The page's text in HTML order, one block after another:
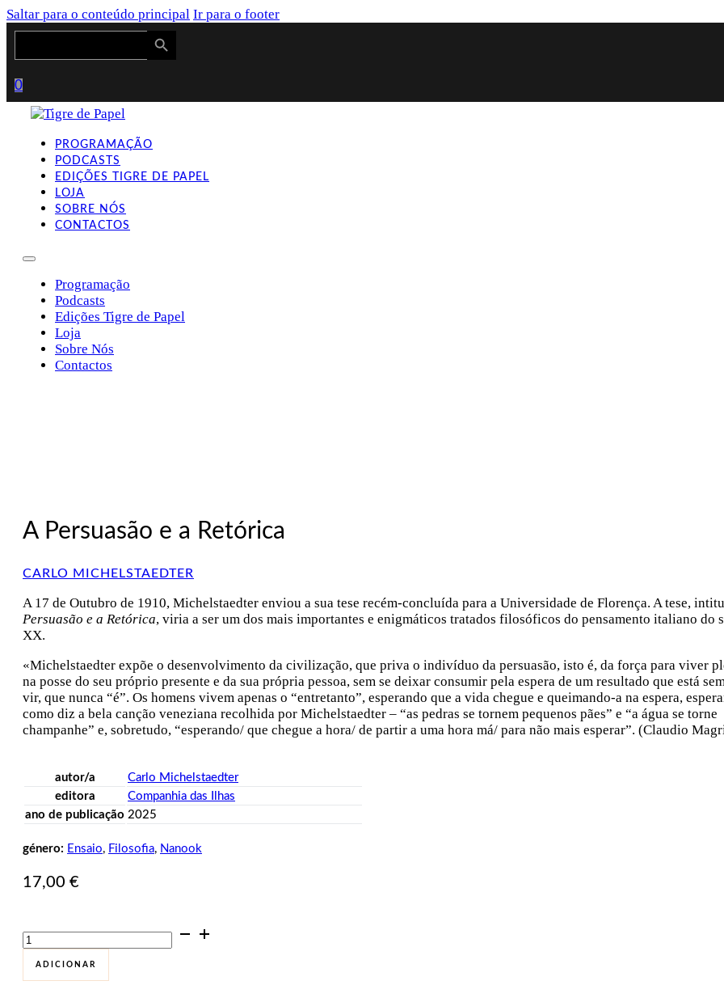
Saltar para o conteúdo principal Ir para o footer
Search
Search Button
0
PROGRAMAÇÃO
PODCASTS
EDIÇÕES TIGRE DE PAPEL
LOJA
SOBRE NÓS
CONTACTOS
Programação
Podcasts
Edições Tigre de Papel
Loja
Sobre Nós
Contactos
A Persuasão e a Retórica
CARLO MICHELSTAEDTER
A 17 de Outubro de 1910, Michelstaedter enviou a sua tese recém-concluída para a Universidade de Florença. A tese,
Persuasão e a Retórica, viria a ser um dos mais importantes e enigmáticos tratados filosóficos do pensamento italiano do
XX.
«Michelstaedter expõe o desenvolvimento da civilização, que priva o indivíduo da persuasão, isto é, da força para viver
na posse do seu próprio presente e da sua própria pessoa, sem se deixar consumir pela espera de um resultado que está
vir, que nunca “é”. Os homens vivem apenas o “entretanto”, esperando que a vida chegue e queimando-a na espera,
como diz a bela canção veneziana recolhida por Michelstaedter – “as pedras se tornem pequenos pães” e “a água se torne
champanhe” e, sobretudo, “esperando/ que chegue a hora/ de partir a uma hora má/ para não mais esperar”. (Claudio
autor/a
Carlo Michelstaedter
editora
Companhia das Ilhas
ano de publicação 2025
género: Ensaio, Filosofia, Nanook
17,00 €
Quantidade
de
Persuasão
ADICIONAR